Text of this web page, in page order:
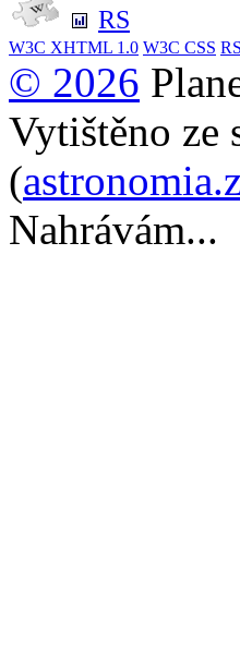
RS
W3C XHTML 1.0 W3C CSS
© 2026
Vytištěno ze
(
Nahrávám...